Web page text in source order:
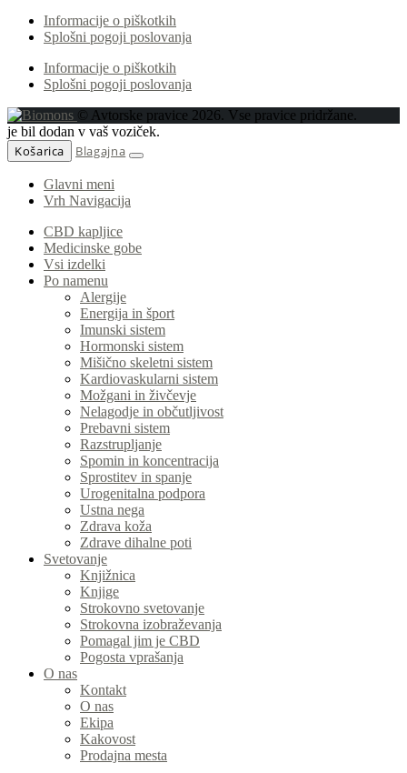
Informacije o piškotkih
Splošni pogoji poslovanja
Informacije o piškotkih
Splošni pogoji poslovanja
© Avtorske pravice 2026. Vse pravice pridržane.
je bil dodan v vaš voziček.
Košarica Blagajna
Glavni meni
Vrh Navigacija
CBD kapljice
Medicinske gobe
Vsi izdelki
Po namenu
Alergije
Energija in šport
Imunski sistem
Hormonski sistem
Mišično skeletni sistem
Kardiovaskularni sistem
Možgani in živčevje
Nelagodje in občutljivost
Prebavni sistem
Razstrupljanje
Spomin in koncentracija
Sprostitev in spanje
Urogenitalna podpora
Ustna nega
Zdrava koža
Zdrave dihalne poti
Svetovanje
Knjižnica
Knjige
Strokovno svetovanje
Strokovna izobraževanja
Pomagal jim je CBD
Pogosta vprašanja
O nas
Kontakt
O nas
Ekipa
Kakovost
Prodajna mesta